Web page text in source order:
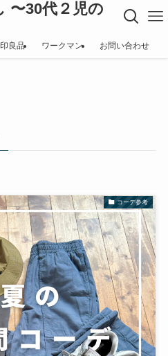
〜30代２児の
良品 ワークマン お問い合わせ
コーデ参考